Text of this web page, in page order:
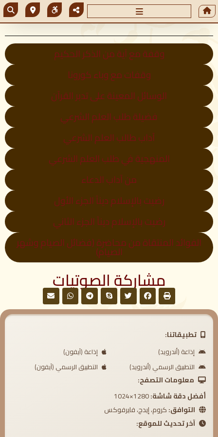
وقفة مع آية من الذكر الحكيم
وقفات مع وباء كورونا
الوسائل المعينة على تدبر القرآن
فضيلة طلب العلم الشرعي
آداب طالب العلم الشرعي
المنهجية في طلب العلم الشرعي
من آداب الدعاء
رضيت بالإسلام ديناً الجزء الأول
رضيت بالإسلام ديناً الجزء الثاني
الفوائد المنتقاة من محاضرة (فضائل الصيام وشهر
الصيام)
مشاركة الصوتيات
تطبيقاتنا:
إذاعة (أندرويد)
إذاعة (آيفون)
التطبيق الرسمي (أندرويد)
التطبيق الرسمي (آيفون)
معلومات التصفح:
أفضل دقة شاشة:
التوافق:كروم، إيدج، فايرفوكس
آخر تحديث للموقع: